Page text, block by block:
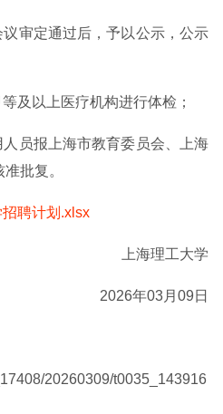
审定通过后，予以公示，公示
及以上医疗机构进行体检；
员报上海市教育委员会、上海
批复。
聘计划.xlsx
上海理工大学
2026年03月09日
20260309/t0035_143916